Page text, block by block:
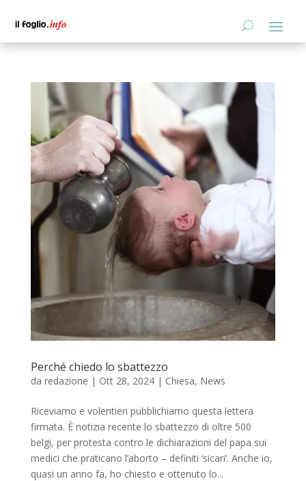
Perché chiedo lo sbattezzo
da redazione | Ott 28, 2024| Chiesa, News
Riceviamo e volentieri pubblichiamo questa lettera
firmata. È notizia recente lo sbattezzo di oltre 500
belgi, per protesta contro le dichiarazioni del papa sui
medici che praticano l’aborto – definiti ‘sicari’. Anche io,
quasi un anno fa, ho chiesto e ottenuto lo...